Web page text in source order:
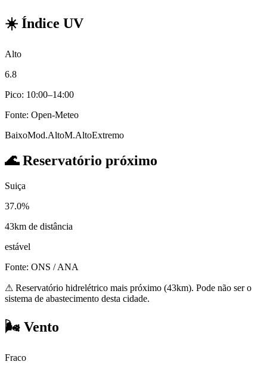
☀️ Índice UV
Alto
6.8
Pico: 10:00–14:00
Fonte: Open-Meteo
BaixoMod.AltoM.AltoExtremo
🌊Reservatório próximo
Suiça
37.0%
43km de distância
estável
Fonte: ONS / ANA
⚠ Reservatório hidrelétrico mais próximo (43km). Pode não ser o
sistema de abastecimento desta cidade.
🌬️ Vento
Fraco